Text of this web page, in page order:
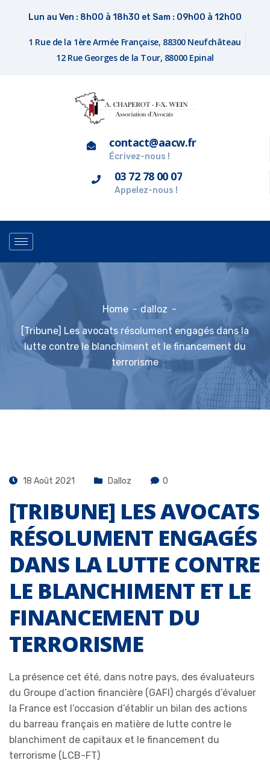
Lun au Ven : 8h00 à 18h30 et Sam : 09h00 à 12h00
1 Rue de la 1ère Armée Française, 88300 Neufchâteau
12 Rue Georges de la Tour, 88000 Epinal
contact@aacw.fr
Écrivez-nous !
03 72 78 00 07
Appelez-nous !
Home
dalloz
[Tribune] Les avocats résolument engagés dans la
lutte contre le blanchiment et le financement du
terrorisme
18 Août 2021 Dalloz 0
[TRIBUNE] LES AVOCATS
RÉSOLUMENT ENGAGÉS
DANS LA LUTTE CONTRE
LE BLANCHIMENT ET LE
FINANCEMENT DU
TERRORISME
La présence cet été, dans notre pays, des évaluateurs
du Groupe d’action financière (GAFI) chargés d’évaluer
la France est l’occasion d’établir un bilan des actions
du barreau français en matière de lutte contre le
blanchiment de capitaux et le financement du
terrorisme (LCB-FT)